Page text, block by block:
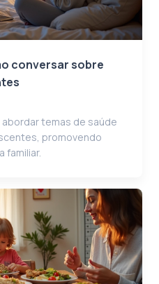
conversar sobre
temas de saúde
promovendo
familiar.